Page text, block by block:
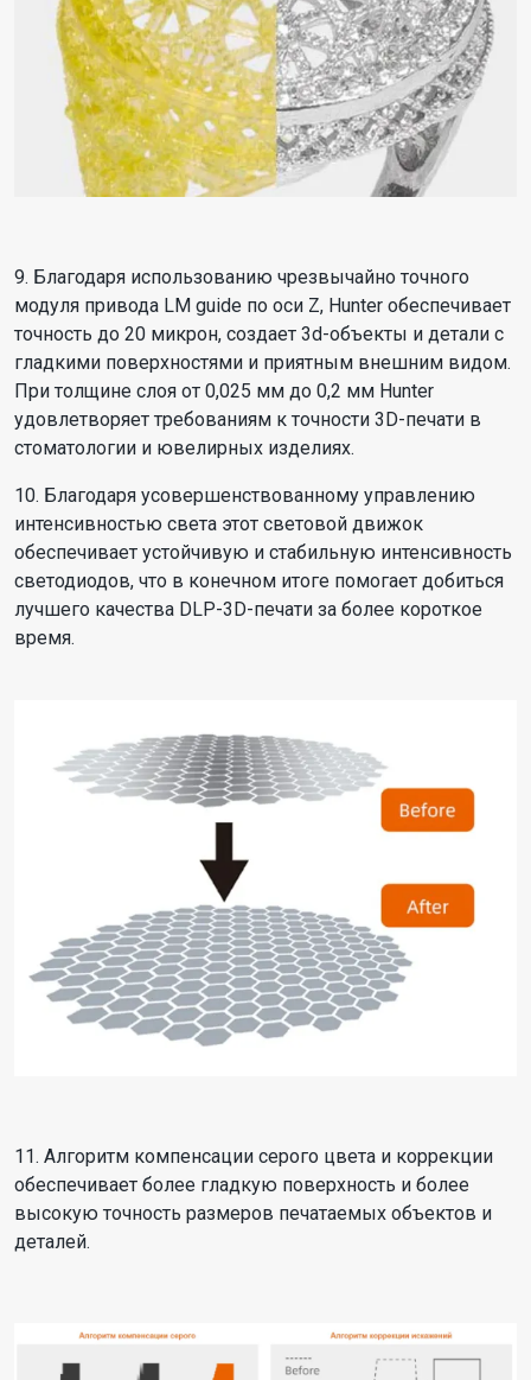
9. Благодаря использованию чрезвычайно точного
модуля привода LM guide по оси Z, Hunter обеспечивает
точность до 20 микрон, создает 3d-объекты и детали с
гладкими поверхностями и приятным внешним видом.
При толщине слоя от 0,025 мм до 0,2 мм Hunter
удовлетворяет требованиям к точности 3D-печати в
стоматологии и ювелирных изделиях.
10. Благодаря усовершенствованному управлению
интенсивностью света этот световой движок
обеспечивает устойчивую и стабильную интенсивность
светодиодов, что в конечном итоге помогает добиться
лучшего качества DLP-3D-печати за более короткое
время.
11. Алгоритм компенсации серого цвета и коррекции
обеспечивает более гладкую поверхность и более
высокую точность размеров печатаемых объектов и
деталей.